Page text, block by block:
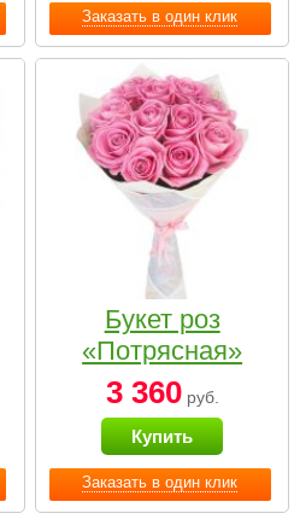
Заказать в один клик
Заказать в один клик
Букет роз
«Потрясная»
3 360руб.
Купить